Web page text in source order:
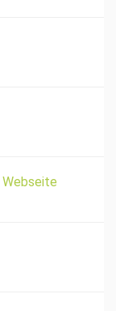
Webseite